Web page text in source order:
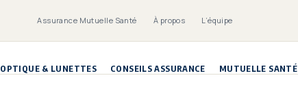
Assurance Mutuelle Santé À propos L’équipe
OPTIQUE & LUNETTES CONSEILS ASSURANCE MUTUELLE SANTÉ